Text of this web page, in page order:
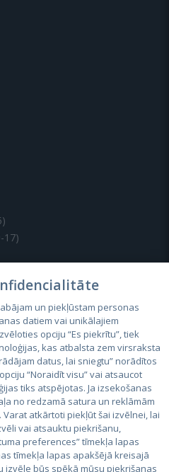
17)
un piekļūstam personas
datiem vai unikālajiem
opciju “Es piekrītu”, tiek
kas atbalsta zem virsraksta
datus, lai sniegtu” norādītos
“Noraidīt visu” vai atsaucot
tiks atspējotas. Ja izsekošanas
no redzamā satura un reklāmām
atkārtoti piekļūt šai izvēlnei, lai
vai atsauktu piekrišanu,
preferences” tīmekļa lapas
tīmekļa lapas apakšējā kreisajā
izvēle būs spēkā mūsu piekrišanas